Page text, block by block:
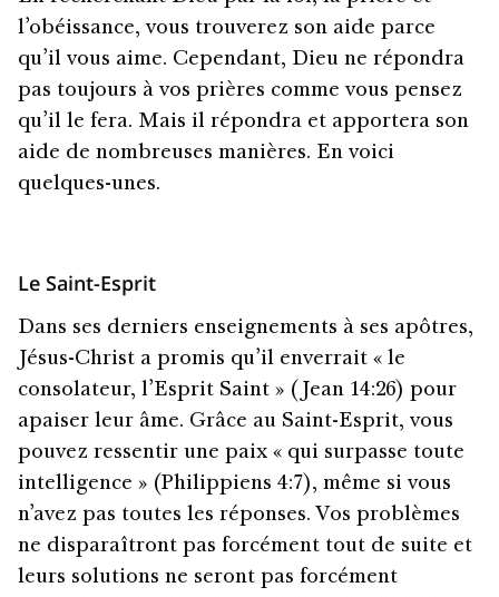
l’obéissance, vous trouverez son aide parce
qu’il vous aime. Cependant, Dieu ne répondra
pas toujours à vos prières comme vous pensez
qu’il le fera. Mais il répondra et apportera son
aide de nombreuses manières. En voici
quelques-unes.
Le Saint-Esprit
Dans ses derniers enseignements à ses apôtres,
Jésus-Christ a promis qu’il enverrait « le
consolateur, l’Esprit Saint » (Jean 14:26) pour
apaiser leur âme. Grâce au Saint-Esprit, vous
pouvez ressentir une paix « qui surpasse toute
intelligence » (Philippiens 4:7), même si vous
n’avez pas toutes les réponses. Vos problèmes
ne disparaîtront pas forcément tout de suite et
leurs solutions ne seront pas forcément